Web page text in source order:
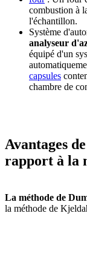
combustion à
l'échantillon.
Système
analyseur
équipé d'un
capsules
chambre de
Avantages
rapport à la
La méthode de
la méthode de